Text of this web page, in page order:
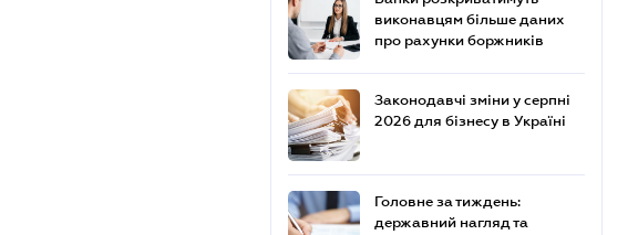
виконавцям більше даних
про рахунки боржників
Законодавчі зміни у серпні
2026 для бізнесу в Україні
Головне за тиждень:
державний нагляд та